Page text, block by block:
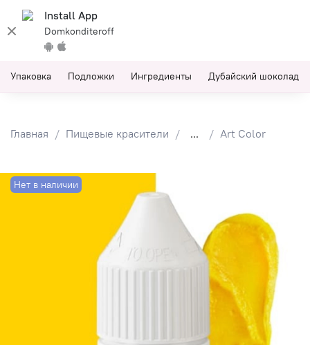
Install App
Domkonditeroff
Упаковка Подложки Ингредиенты Дубайский шоколад
Главная Пищевые красители ... Art Color
Нет в наличии